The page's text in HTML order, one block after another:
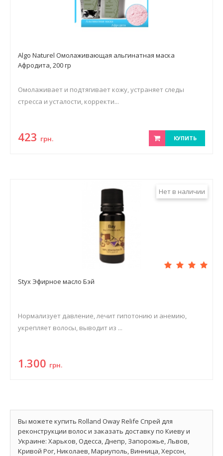
Algo Naturel Омолаживающая альгинатная маска
Афродита, 200 гр
Омолаживает и подтягивает кожу, устраняет следы
стресса и усталости, корректи...
423 грн. КУПИТЬ
Нет в наличии
Styx Эфирное масло Бэй
Нормализует давление, лечит гипотонию и анемию,
укрепляет волосы, выводит из ...
1.300 грн.
Вы можете купить Rolland Oway Relife Спрей для
реконструкции волос и заказать доставку по Киеву и
Украине: Харьков, Одесса, Днепр, Запорожье, Львов,
Кривой Рог, Николаев, Мариуполь, Винница, Херсон,